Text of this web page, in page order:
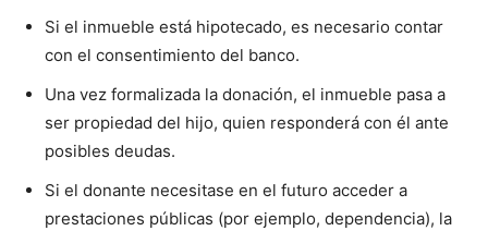
Si el inmueble está hipotecado, es necesario contar
con el consentimiento del banco.
Una vez formalizada la donación, el inmueble pasa a
ser propiedad del hijo, quien responderá con él ante
posibles deudas.
Si el donante necesitase en el futuro acceder a
prestaciones públicas (por ejemplo, dependencia), la